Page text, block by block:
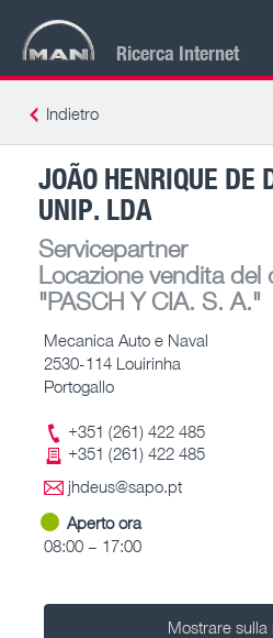
Ricerca Internet
Indietro
JOÃO HENRIQUE DE
UNIP. LDA
Servicepartner
Locazione vendita del
"PASCH Y CIA. S. A."
Mecanica Auto e Naval
2530-114 Louirinha
Portogallo
+351 (261) 422 485
+351 (261) 422 485
jhdeus@sapo.pt
Aperto ora
08:00 – 17:00
Mostrare